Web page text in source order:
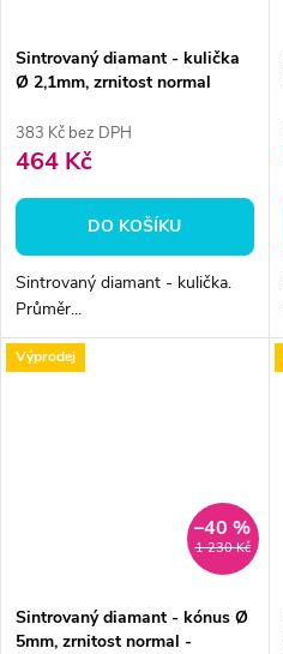
Sintrovaný diamant - kulička
Ø 2,1mm, zrnitost normal
383 Kč bez DPH
464 Kč
DO KOŠÍKU
Sintrovaný diamant - kulička.
Průměr...
Výprodej
1 230 Kč
–40 %
Sintrovaný diamant - kónus Ø
5mm, zrnitost normal -